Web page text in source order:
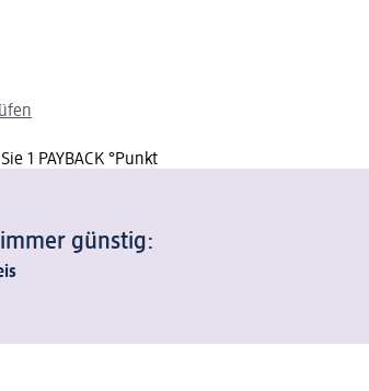
1 PAYBACK °Punkt
günstig: